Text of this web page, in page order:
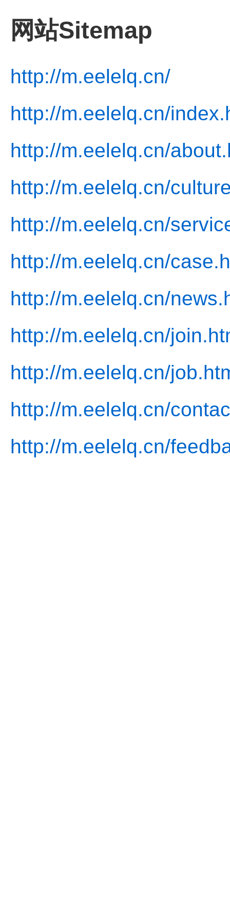
网站Sitemap
http://m.eelelq.cn/
http://m.eelelq.cn/
http://m.eelelq.cn/
http://m.eelelq.cn/
http://m.eelelq.cn/
http://m.eelelq.cn/
http://m.eelelq.cn/
http://m.eelelq.cn/
http://m.eelelq.cn/
http://m.eelelq.cn/
http://m.eelelq.cn/